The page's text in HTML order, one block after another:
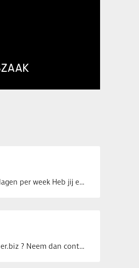
VERKOOPMEDEWERKER HORLOGES 4 tot 5 dagen per week Heb jij een passie voor …
Uw vacature voor 4 weken op www.dejuwelier.biz ? Neem dan contact op met …